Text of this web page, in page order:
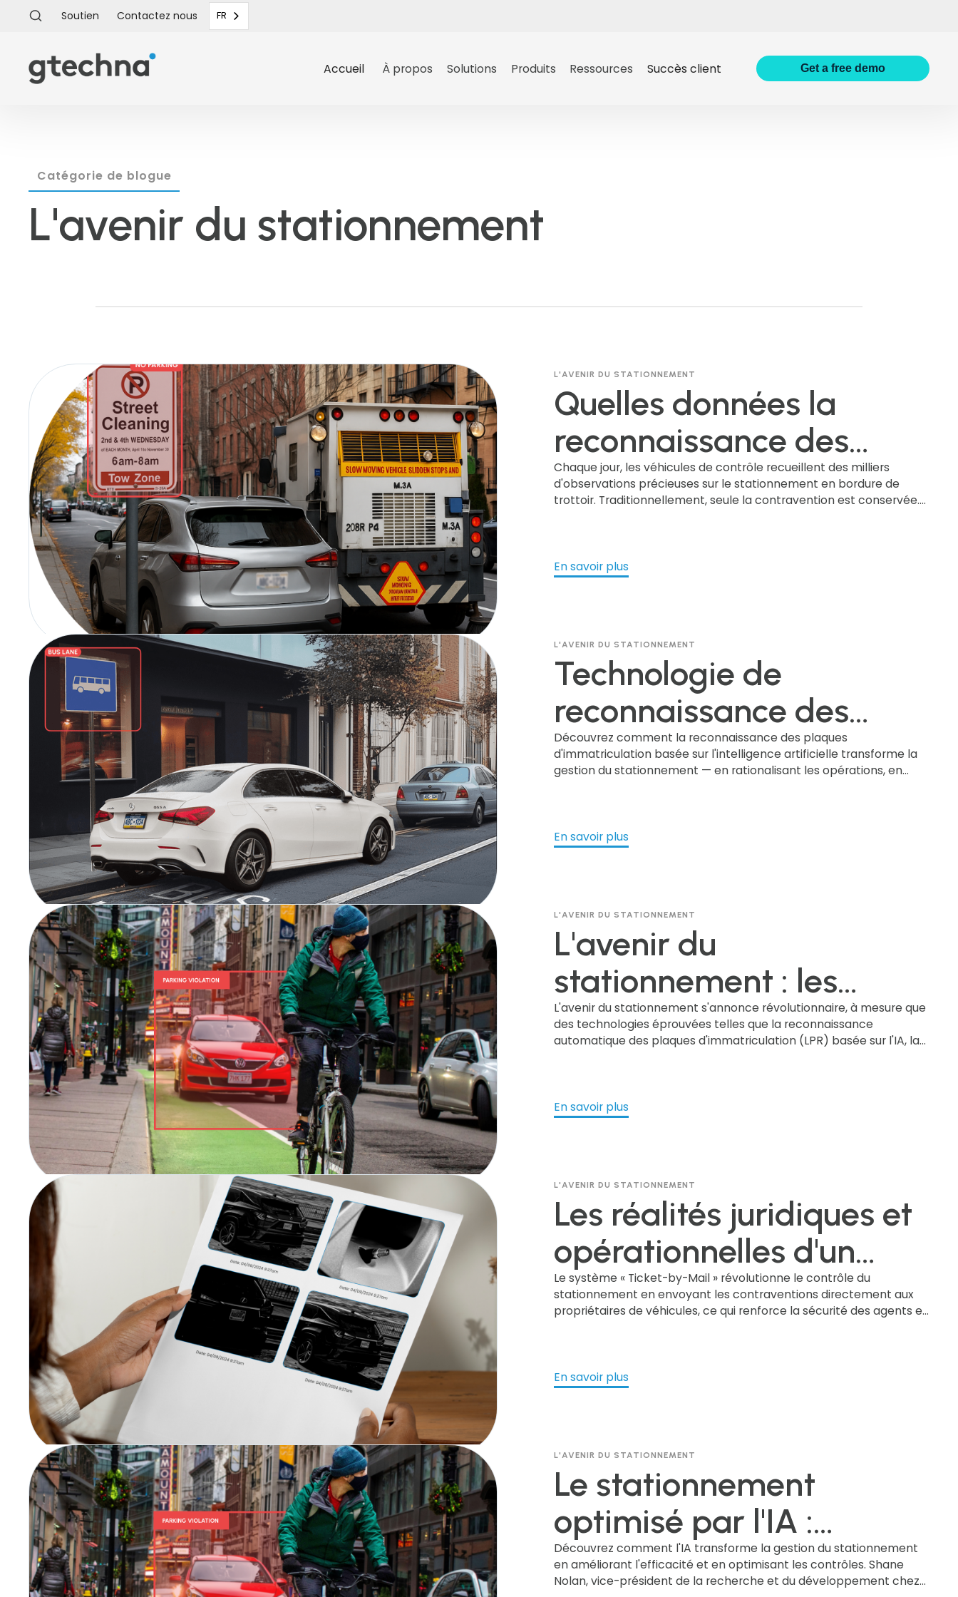
Soutien Contacteznous FR
Accueil À propos Solutions Produits Ressources Succès client Get a free demo
Catégorie de blogue
L'avenir du stationnement
L'AVENIR DU STATIONNEMENT
Quelles données la
reconnaissance des
plaques
d'immatriculation basée
sur l'IA (AI LPR) permet-
elle de collecter, et
collectivités locales
peuvent-elles les
exploiter ?
Chaque jour, les véhicules de contrôle recueillent des milliers
d'observations précieuses sur le stationnement en bordure de
trottoir. Traditionnellement, seule la contravention est conservée.
améliorent la gestion du stationnement, favorisent des
investissements plus judicieux et profitent à l'ensemble de la
En savoir plus
L'AVENIR DU STATIONNEMENT
Technologie de
reconnaissance des
plaques
d'immatriculation par IA
: concilier innovation et
responsabilité dans la
stationnement assistée
par l'IA
Découvrez comment la reconnaissance des plaques
d'immatriculation basée sur l'intelligence artificielle transforme la
gestion du stationnement — en rationalisant les opérations, en
En savoir plus
L'AVENIR DU STATIONNEMENT
L'avenir du
stationnement : les
innovations qui
transforment le secteur
L'avenir du stationnement s'annonce révolutionnaire, à mesure que
des technologies éprouvées telles que la reconnaissance
automatique des plaques d'immatriculation (LPR) basée sur l'IA, la
En savoir plus
L'AVENIR DU STATIONNEMENT
Les réalités juridiques et
opérationnelles d'un
système de vote par
correspondance
Le système « Ticket-by-Mail » révolutionne le contrôle du
stationnement en envoyant les contraventions directement aux
propriétaires de véhicules, ce qui renforce la sécurité des agents et
réglementation et augmente les recettes. Découvrez comment
cette innovation rationalise le contrôle du stationnement et rend
En savoir plus
L'AVENIR DU STATIONNEMENT
Le stationnement
optimisé par l'IA :
précision, performance
Découvrez comment l'IA transforme la gestion du stationnement
en améliorant l'efficacité et en optimisant les contrôles. Shane
Nolan, vice-président de la recherche et du développement chez